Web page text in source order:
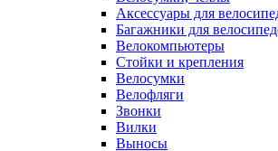
Аксессуары для
Багажники для
Велокомпьютеры
Стойки и крепления
Велосумки
Велофляги
Звонки
Вилки
Выносы